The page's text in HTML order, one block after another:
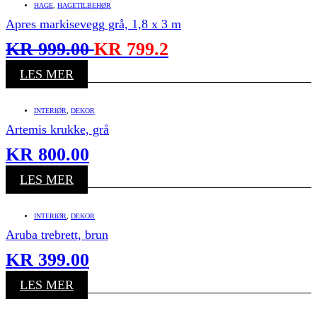
HAGE HAGETILBEHØR
Apres markisevegg grå, 1,8 x 3 m
KR999.00KR 799.2
LES MER
INTERIØR DEKOR
Artemis krukke, grå
KR 800.00
LES MER
INTERIØR DEKOR
Aruba trebrett, brun
KR 399.00
LES MER